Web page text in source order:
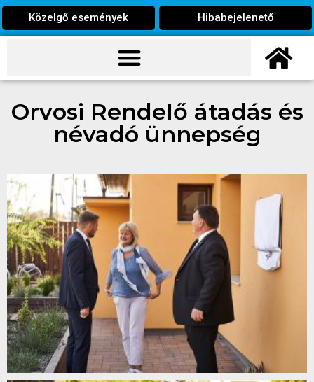
Közelgő események Hibabejelenető
Orvosi Rendelő átadás és
névadó ünnepség